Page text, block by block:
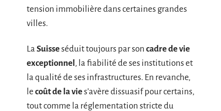
tension immobilière dans certaines grandes
villes.
La Suisseséduit toujours par son cadre de vie
exceptionnel, la fiabilité de ses institutions et
la qualité de ses infrastructures. En revanche,
le coût de la vies’avère dissuasif pour certains,
tout comme la réglementation stricte du